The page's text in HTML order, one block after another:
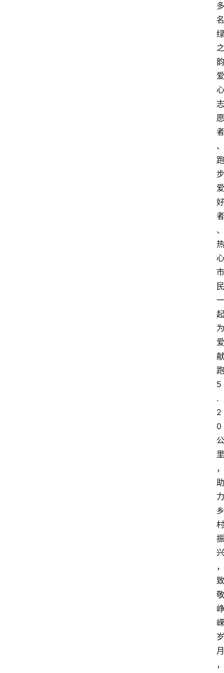
多
名
绿
之
韵
爱
心
志
愿
者
、
跑
步
爱
好
者
、
热
心
市
民
一
起
为
爱
献
跑
5
.
2
0
公
里
，
助
力
乡
村
振
兴
，
致
敬
峥
嵘
岁
月
，